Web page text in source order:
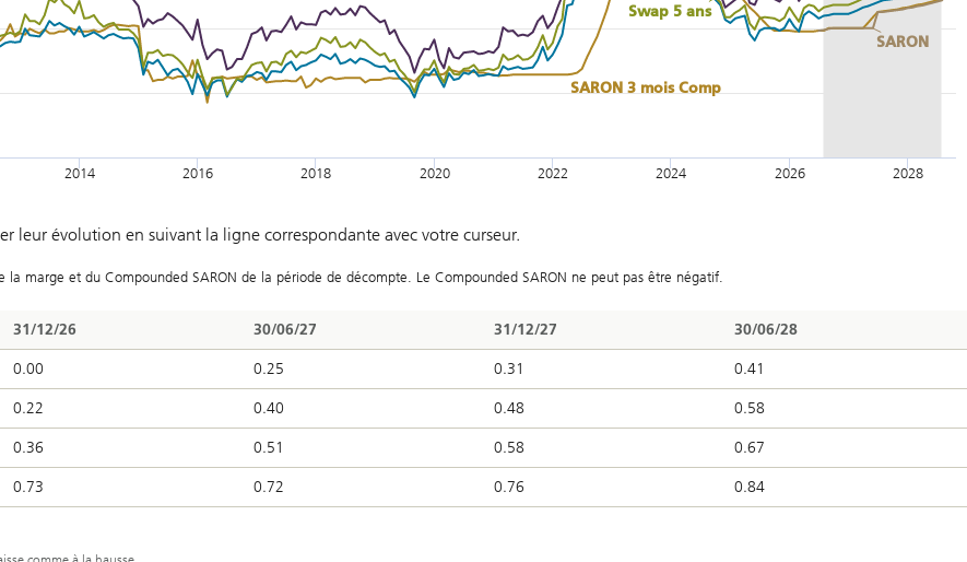
SARON 3 mois Comp
Swap 5 ans
SARON
2014 2016 2018 2020 2022 2024 2026 2028
leur évolution en suivant la ligne correspondante avec votre curseur.
marge et du Compounded SARON de la période de décompte. Le Compounded SARON ne peut pas être négatif.
31/12/26 30/06/27 31/12/27 30/06/28
0.00 0.25 0.31 0.41
0.22 0.40 0.48 0.58
0.36 0.51 0.58 0.67
0.73 0.72 0.76 0.84